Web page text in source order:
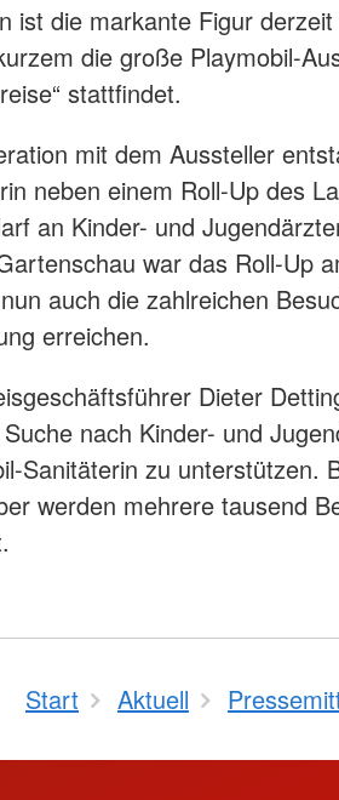
ist die markante Figur
die große Playmobil-
stattfindet.
mit dem Aussteller
neben einem Roll-Up des
an Kinder- und
war das Roll-Up
auch die zahlreichen
erreichen.
Dieter
nach Kinder- und
Sanitäterin zu unterstützen.
werden mehrere tausend
Start Aktuell